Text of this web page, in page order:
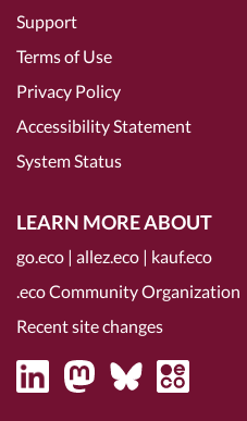
Support
Terms of Use
Privacy Policy
Accessibility Statement
System Status
LEARN MORE ABOUT
go.eco | allez.eco | kauf.eco
.eco Community Organization
Recent site changes